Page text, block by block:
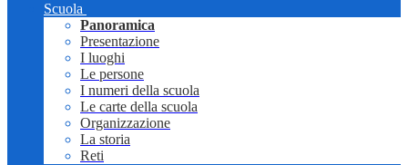
Scuola
Panoramica
Presentazione
I luoghi
Le persone
I numeri della scuola
Le carte della scuola
Organizzazione
La storia
Reti